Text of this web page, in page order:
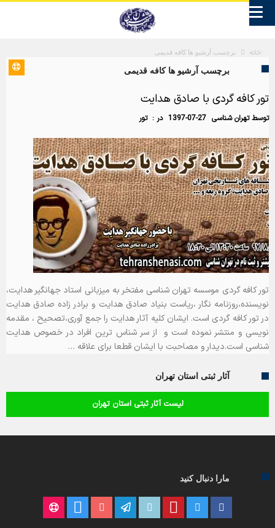
خانه برچسب آرشیو ها کافه قدیمی
برچسب آرشیو ها کافه قدیمی
تور کافه گردی با صادق هدایت
توسطتهران شناسی 1397-07-27 در :تور
تور کافه گردی موسسه تهران شناسی مفتخر به میزبانی استاد جهانگیر هدایت،
نویسنده،روزنامه نگار ،ریاست بنیاد صادق هدایت و برادر زاده صادق هدایت
در تور کافه گردی است. ایشان کلیه آثار هدایت را جمع آوری،تصحیح ، مقدمه
نویسی و منتشر نموده است و از سر شناس ترین افراد در خصوص هدایت
شناسی است.دیدار و مصاحبت با ایشان قطعا برای علاقه …
آثار ثبتی استان تهران
لیست آثار ثبتی استان تهران
مارا دنبال کنید